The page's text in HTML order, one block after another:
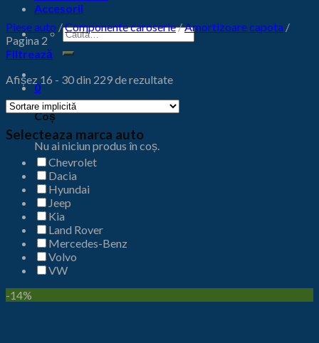
Accesorii
Caută
după:
0
Coș
Nu ai niciun produs în coș.
Piese auto /Componente caroserie/Amortizoare capota /
Pagina 2
Filtrează
Afișez 16 - 30 din 229 de rezultate
Selecteaza marca auto
Chevrolet
Dacia
Hyundai
Jeep
Kia
Land Rover
Mercedes-Benz
Volvo
VW
-14%